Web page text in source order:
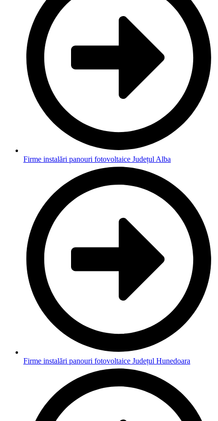
Firme instalări panouri fotovoltaice Județul Alba
Firme instalări panouri fotovoltaice Județul Hunedoara